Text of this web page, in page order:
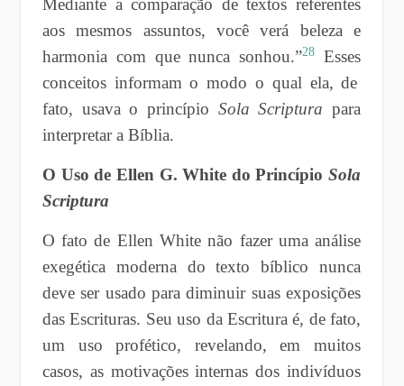
Mediante a comparação de textos referentes
aos mesmos assuntos, você verá beleza e
harmonia com que nunca sonhou.”28 Esses
conceitos informam o modo o qual ela, de
fato, usava o princípio Sola Scriptura para
interpretar a Bíblia.
O Uso de Ellen G. White do PrincípioSola
Scriptura
O fato de Ellen White não fazer uma análise
exegética moderna do texto bíblico nunca
deve ser usado para diminuir suas exposições
das Escrituras. Seu uso da Escritura é, de fato,
um uso profético, revelando, em muitos
casos, as motivações internas dos indivíduos